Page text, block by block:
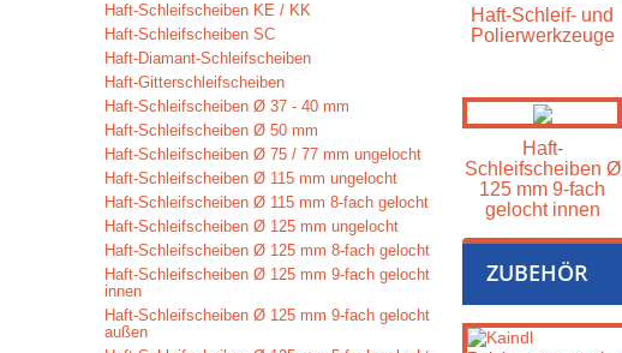
Haft-Schleifscheiben KE / KK
Haft-Schleifscheiben SC
Haft-Diamant-Schleifscheiben
Haft-Gitterschleifscheiben
Haft-Schleifscheiben Ø 37 - 40 mm
Haft-Schleifscheiben Ø 50 mm
Haft-Schleifscheiben Ø 75 / 77 mm ungelocht
Haft-Schleifscheiben Ø 115 mm ungelocht
Haft-Schleifscheiben Ø 115 mm 8-fach gelocht
Haft-Schleifscheiben Ø 125 mm ungelocht
Haft-Schleifscheiben Ø 125 mm 8-fach gelocht
Haft-Schleifscheiben Ø 125 mm 9-fach gelocht
innen
Haft-Schleifscheiben Ø 125 mm 9-fach gelocht
außen
Haft-Schleif- und
Polierwerkzeuge
Haft-
Schleifscheiben Ø
125 mm 9-fach
gelocht innen
ZUBEHÖR